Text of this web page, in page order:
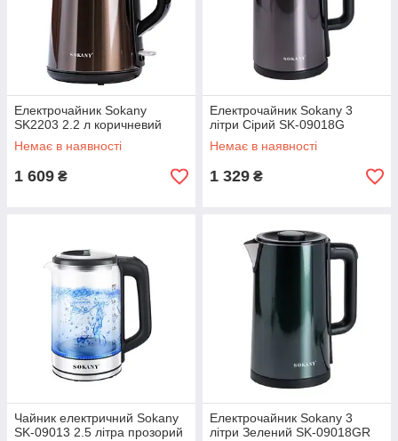
Електрочайник Sokany
SK2203 2.2 л коричневий
Немає в наявності
1 609 ₴
Електрочайник Sokany 3
літри Сірий SK-09018G
Немає в наявності
1 329 ₴
Чайник електричний Sokany
SK-09013 2.5 літра прозорий
Електрочайник Sokany 3
літри Зелений SK-09018GR